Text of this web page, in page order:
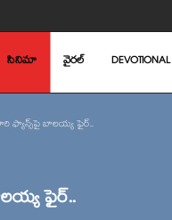
సినిమా వైరల్ DEVOTIONAL
ఫ్యాన్స్‌పై బాలయ్య ఫైర్..
ఫైర్..